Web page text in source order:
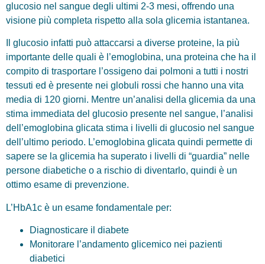
glucosio nel sangue degli ultimi 2-3 mesi, offrendo una
visione più completa rispetto alla sola glicemia istantanea.
Il glucosio infatti può attaccarsi a diverse proteine, la più
importante delle quali è l’emoglobina, una proteina che ha il
compito di trasportare l’ossigeno dai polmoni a tutti i nostri
tessuti ed è presente nei globuli rossi che hanno una vita
media di 120 giorni. Mentre un’analisi della glicemia da una
stima immediata del glucosio presente nel sangue, l’analisi
dell’emoglobina glicata stima i livelli di glucosio nel sangue
dell’ultimo periodo. L’emoglobina glicata quindi permette di
sapere se la glicemia ha superato i livelli di “guardia” nelle
persone diabetiche o a rischio di diventarlo, quindi è un
ottimo esame di prevenzione.
L’HbA1c è un esame fondamentale per:
Diagnosticare il diabete
Monitorare l’andamento glicemico nei pazienti
diabetici